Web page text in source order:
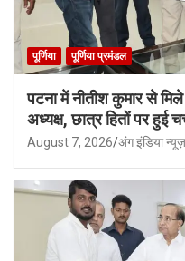
पूर्णिया पूर्णिया प्रमंडल
पटना में नीतीश कुमार से
अध्यक्ष, छात्र हितों पर हुई
August 7, 2026 अंग इंडिया न्यूज़